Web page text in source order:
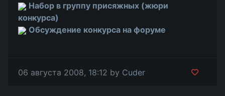
Набор в группу присяжных (жюри
конкурса)
Обсуждение конкурса на форуме
06 августа 2008, 18:12 by Cuder